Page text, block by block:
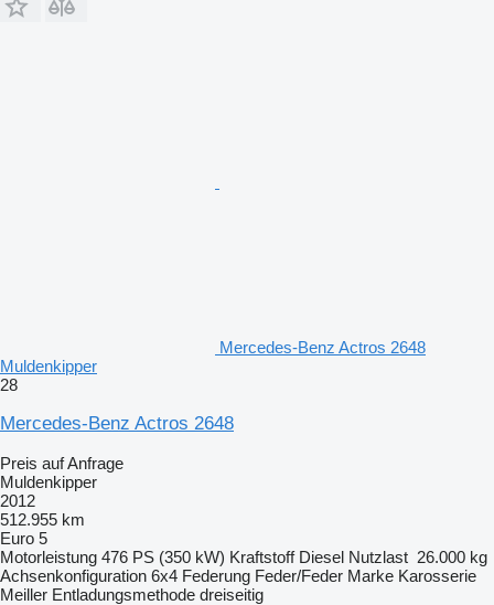
Mercedes-Benz Actros 2648
Muldenkipper
28
Mercedes-Benz Actros 2648
Preis auf Anfrage
Muldenkipper
2012
512.955 km
Euro 5
Motorleistung 476 PS (350 kW) Kraftstoff Diesel Nutzlast 26.000 kg
Achsenkonfiguration 6x4 Federung Feder/Feder Marke Karosserie
Meiller Entladungsmethode dreiseitig